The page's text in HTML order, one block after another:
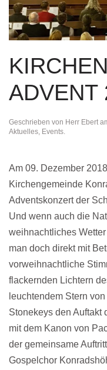
ADVENT
Geschrieben von Herr Ebert
Aktuelles Events
Am 09. Dezember
Kirchengemeinde
Adventskonzert der
Und wenn auch die
weihnachtliches
man doch direkt mit
vorweihnachtliche
flackernden Lichtern
leuchtendem Stern
Stonekeys den Auftakt
mit dem Kanon von
der gemeinsame
Gospelchor